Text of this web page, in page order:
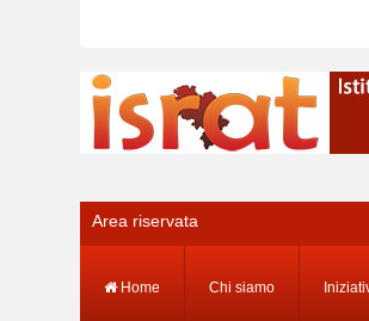
Area riservata
Home Chi siamo